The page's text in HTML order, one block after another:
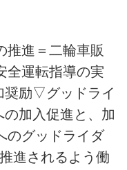
進＝二輪車販
全運転指導の実
奨励▽グッドライ
加入促進と、加
のグッドライダ
進されるよう働